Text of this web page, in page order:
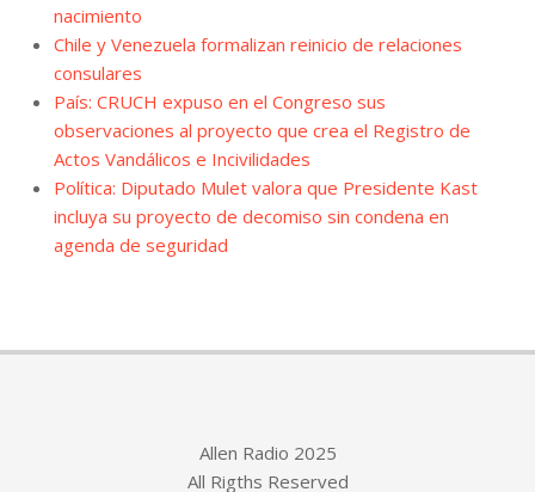
nacimiento
Chile y Venezuela formalizan reinicio de relaciones
consulares
País: CRUCH expuso en el Congreso sus
observaciones al proyecto que crea el Registro de
Actos Vandálicos e Incivilidades
Política: Diputado Mulet valora que Presidente Kast
incluya su proyecto de decomiso sin condena en
agenda de seguridad
Allen Radio 2025
All Rigths Reserved